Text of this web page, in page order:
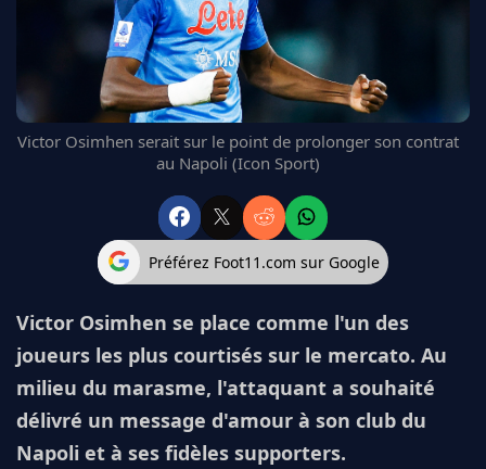
FC BARCELONE
MANCHESTER UNITED
L'AVIS DE LA RÉDAC'
Victor Osimhen serait sur le point de prolonger son contrat
au Napoli (Icon Sport)
Préférez Foot11.com sur Google
Victor Osimhen se place comme l'un des
joueurs les plus courtisés sur le mercato. Au
milieu du marasme, l'attaquant a souhaité
délivré un message d'amour à son club du
Napoli et à ses fidèles supporters.